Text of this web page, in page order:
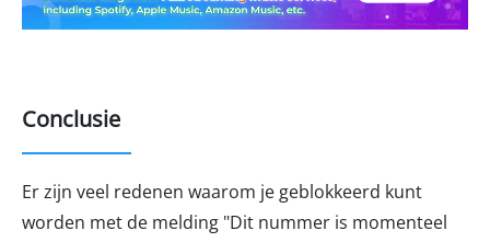
Conclusie
Er zijn veel redenen waarom je geblokkeerd kunt
worden met de melding "Dit nummer is momenteel